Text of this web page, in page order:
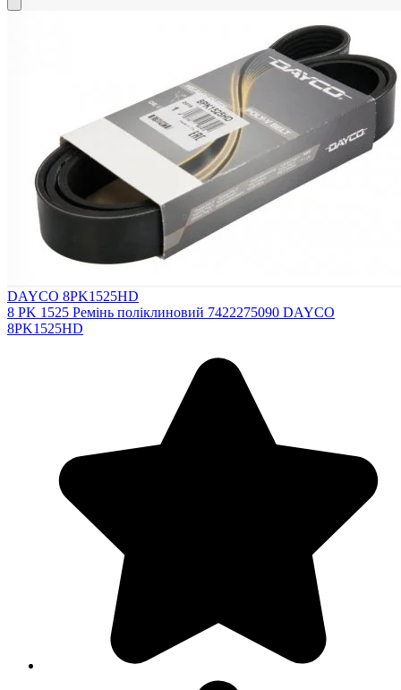
DAYCO 8PK1525HD
8 PK 1525 Ремінь поліклиновий 7422275090 DAYCO
8PK1525HD